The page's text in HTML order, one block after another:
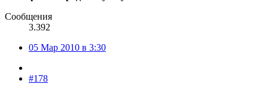
Сообщения
3.392
05 Мар 2010 в 3:30
#178